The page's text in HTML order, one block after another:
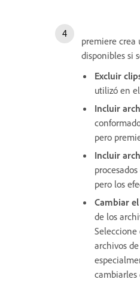
premiere crea
disponibles si
Excluir
utilizó en
Incluir
pero
Incluir
pero los
Cambiar
de los
archivos
cambiarles